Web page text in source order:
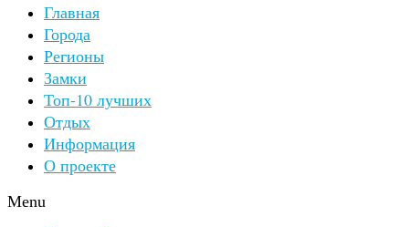
Главная
Города
Регионы
Замки
Топ-10 лучших
Отдых
Информация
О проекте
Menu